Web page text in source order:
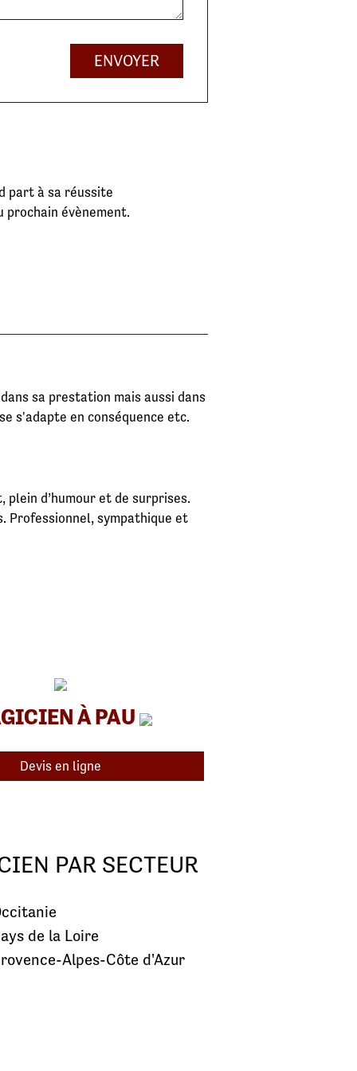
ENVOYER
part à sa réussite
évènement.
sa prestation mais aussi dans
s'adapte en conséquence etc.
d’humour et de surprises.
Professionnel, sympathique et
À PAU
Devis en ligne
PAR SECTEUR
de la Loire
Alpes-Côte d'Azur